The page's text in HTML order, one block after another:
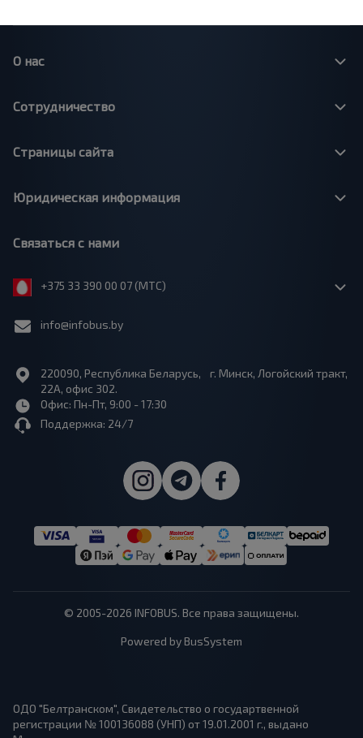
О нас
Сотрудничество
Страницы сайта
Юридическая информация
Связаться с нами
+375 33 390 00 07 (МТС)
info@infobus.by
220090, Республика Беларусь, г. Минск, Логойский тракт,
22А, офис 302.
Офис: Пн-Пт, 9:00 - 17:30
Поддержка: 24/7
© 2005-2026 INFOBUS. Все права защищены.
Powered by BusSystem
ОДО "Белтранском", Свидетельство о государтвенной
регистрации № 100136088 (УНП) от 19.01.2001 г., выдано